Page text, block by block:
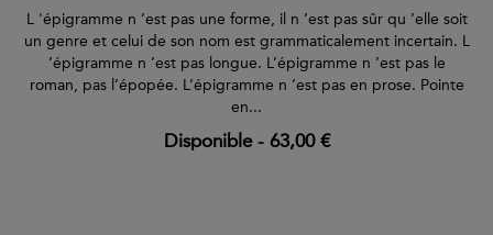
L 'épigramme n ’est pas une forme, il n ’est pas sûr qu ’elle soit
un genre et celui de son nom est grammaticalement incertain. L
’épigramme n ’est pas longue. L’épigramme n ’est pas le
roman, pas l’épopée. L’épigramme n ’est pas en prose. Pointe
en...
Disponible- 63,00 €